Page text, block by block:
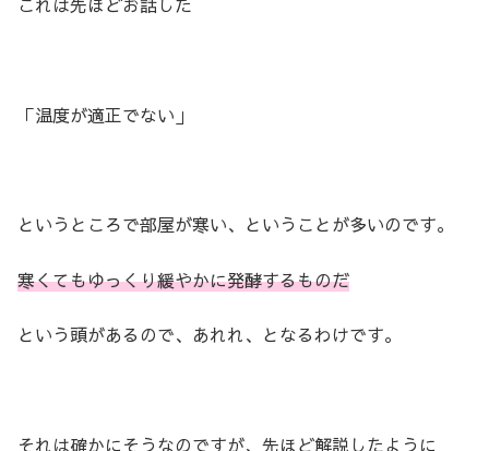
「温度が適正でない」
というところで部屋が寒い、ということが多いのです。
寒くてもゆっくり緩やかに発酵するものだ
という頭があるので、あれれ、となるわけです。
それは確かにそうなのですが、先ほど解説したように